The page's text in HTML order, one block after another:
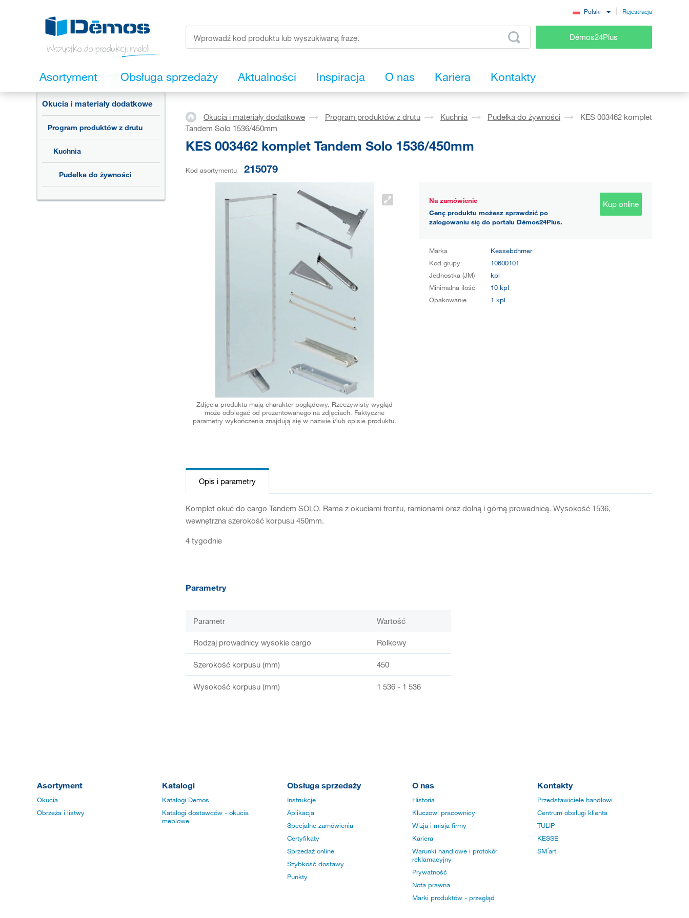
Polski Rejestracja
Démos24Plus
Asortyment Obsługa sprzedaży Aktualności Inspiracja O nas Kariera Kontakty
Okucia i materiały dodatkowe
Program produktów z drutu
Kuchnia
Pudełka do żywności
Okucia i materiały dodatkowe Program produktów z drutu Kuchnia Pudełka do żywności
KES 003462 komplet
Tandem Solo 1536/450mm
KES 003462 komplet Tandem Solo 1536/450mm
Kod asortymentu 215079
Zdjęcia produktu mają charakter poglądowy. Rzeczywisty wygląd
może odbiegać od prezentowanego na zdjęciach. Faktyczne
parametry wykończenia znajdują się w nazwie i/lub opisie produktu.
Na zamówienie
Cenę produktu możesz sprawdzić po
zalogowaniu się do portalu Démos24Plus.
Kup online
Marka
Kesseböhmer
Kod grupy
10600101
Jednostka (JM)
kpl
Minimalna ilość
10 kpl
Opakowanie
1 kpl
Opis i parametry
Komplet okuć do cargo Tandem SOLO. Rama z okuciami frontu, ramionami oraz dolną i górną prowadnicą. Wysokość 1536,
wewnętrzna szerokość korpusu 450mm.
4 tygodnie
Parametry
Parametr Wartość
Rodzaj prowadnicy wysokie cargo Rolkowy
Szerokość korpusu (mm) 450
Wysokość korpusu (mm) 1 536 - 1 536
Asortyment
Okucia
Obrzeża i listwy
Katalogi
Katalogi Demos
Katalogi dostawców - okucia
meblowe
Obsługa sprzedaży
Instrukcje
Aplikacja
Specjalne zamówienia
Certyfikaty
Sprzedaż online
Szybkość dostawy
Punkty
O nas
Historia
Kluczowi pracownicy
Wizja i misja firmy
Kariera
Warunki handlowe i protokół
reklamacyjny
Prywatność
Nota prawna
Marki produktów - przegląd
Kontakty
Przedstawiciele handlowi
Centrum obsługi klienta
TULIP
KESSE
SM´art